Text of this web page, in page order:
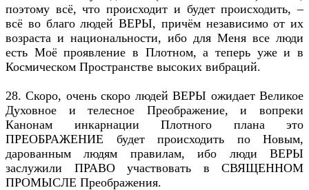
поэтому всё, что происходит и будет происходить, –
всё во благо людей ВЕРЫ, причём независимо от их
возраста и национальности, ибо для Меня все люди
есть Моё проявление в Плотном, а теперь уже и в
Космическом Пространстве высоких вибраций.
28. Скоро, очень скоро людей ВЕРЫ ожидает Великое
Духовное и телесное Преображение, и вопреки
Канонам инкарнации Плотного плана это
ПРЕОБРАЖЕНИЕ будет происходить по Новым,
дарованным людям правилам, ибо люди ВЕРЫ
заслужили ПРАВО участвовать в СВЯЩЕННОМ
ПРОМЫСЛЕ Преображения.